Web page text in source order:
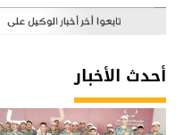
أحدث الأخبار